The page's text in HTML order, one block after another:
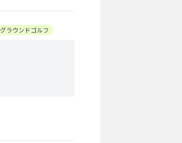
グラウンドゴルフ